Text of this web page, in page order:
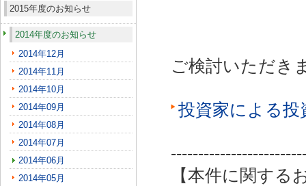
2015年度のお知らせ
2014年度のお知らせ
2014年12月
2014年11月
2014年10月
2014年09月
2014年08月
2014年07月
2014年06月
2014年05月
ご検討いただき
投資家による
【本件に関する